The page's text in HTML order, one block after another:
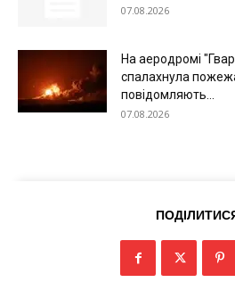
07.08.2026
На аеродромі
спалахнула
повідомляють...
07.08.2026